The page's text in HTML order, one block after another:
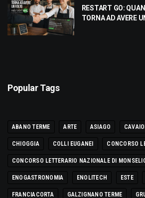
RESTART GO:
TORNA AD AVERE
Popular Tags
ABANO TERME ARTE ASIAGO
CHIOGGIA COLLI EUGANEI CONCORSO
CONCORSO LETTERARIO NAZIONALE DI
ENOGASTRONOMIA ENOLITECH ESTE
FRANCIACORTA GALZIGNANO TERME